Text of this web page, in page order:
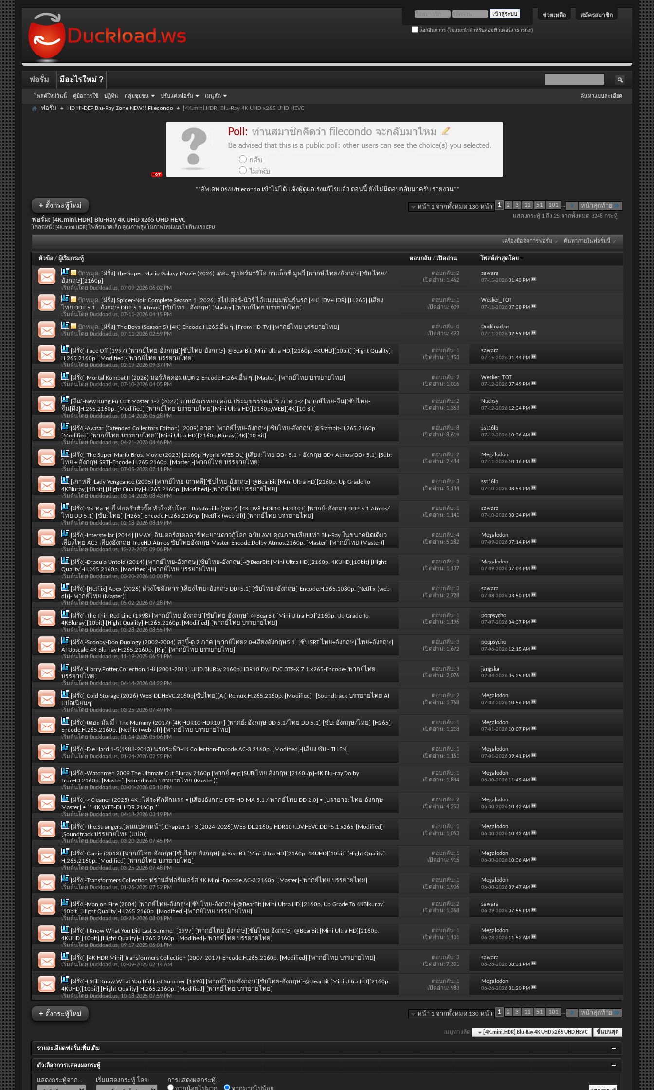
สมัครสมาชิก
ช่วยเหลือ
ล็อกอินถาวร (ไม่แนะนำสำหรับคอมพิวเตอร์สาธารณะ)
ฟอรั่ม
โพสต์ใหม่วันนี้ คู่มือการใช้ ปฏิทิน กลุ่มชุมชน ปรับแต่งฟอรั่ม เมนูลัด
มีอะไรใหม่ ?
ค้นหาแบบละเอียด
ฟอรั่ม HD Hi-DEF Blu-Ray Zone NEW!! Filecondo [4K.mini.HDR] Blu-Ray 4K UHD x265 UHD HEVC
**อัพเดท 06/8/filecondo เข้าไม่ได้ แจ้งผู้ดูแลเร่งแก้ไขแล้ว ตอนนี้ ยังไม่มีตอบกลับมาครับ รายงาน**
+ ตั้งกระทู้ใหม่ หน้า 1 จากทั้งหมด 130 หน้า 1 2 3 11 51 101 ... หน้าสุดท้าย
แสดงกระทู้ 1 ถึง 25 จากทั้งหมด 3248 กระทู้
ฟอรั่ม: [4K.mini.HDR] Blu-Ray 4K UHD x265 UHD HEVC
โหลดหนัง [4K.mini.HDR] ไฟล์ขนาดเล็ก คุณภาพสูง โมภาพใหม่แบบไม่กินแรง CPU
เครื่องมือจัดการฟอรั่ม ค้นหาภายในฟอรั่มนี้
หัวข้อ / ผู้เริ่มกระทู้ ตอบกลับ / เปิดอ่าน โพสต์ล่าสุดโดย
ปักหมุด: [ฝรั่ง] The Super Mario Galaxy Movie (2026) เดอะ ซูเปอร์มาริโอ กาแล็กซี มูฟวี่ [พากษ์:ไทย/อังกฤษ][ซับ:ไทย/
อังกฤษ][2160p]
เริ่มต้นโดย Duckload.us, 07-09-2026 06:02 PM
ตอบกลับ:2
เปิดอ่าน: 1,462
sawara
07-15-2026 01:43 PM
ปักหมุด: [ฝรั่ง] Spider-Noir Complete Season 1 [2026] สไปเดอร์-นัวร์ ไอ้แมงมุมพันธุ์นรก [4K] [DV+HDR] [H.265] [เสียง
ไทย DDP 5.1 - อังกฤษ DDP 5.1 Atmos] [ซับไทย - อังกฤษ] [Master] [พากย์ไทย บรรยายไทย]
เริ่มต้นโดย Duckload.us, 07-11-2026 04:15 PM
ตอบกลับ: 1
เปิดอ่าน: 609
Wesker_TOT
07-11-2026 07:38 PM
ปักหมุด: [ฝรั่ง]-The Boys (Season 5) [4K]-Encode.H.265.อื่น ๆ. [From HD-TV]-[พากย์ไทย บรรยายไทย]
เริ่มต้นโดย Duckload.us, 07-11-2026 02:59 PM
ตอบกลับ:0
เปิดอ่าน: 493
Duckload.us
07-11-2026 02:59 PM
[ฝรั่ง]-Face Off (1997) [พากย์ไทย-อังกฤษ][ซับไทย-อังกฤษ]-@BearBit [Mini Ultra HD][2160p. 4KUHD][10bit] [Hight Quality]-
H.265.2160p. [Modified]-[พากย์ไทย บรรยายไทย]
เริ่มต้นโดย Duckload.us, 02-19-2026 09:37 PM
ตอบกลับ: 1
เปิดอ่าน: 1,153
sawara
07-15-2026 01:44 PM
[ฝรั่ง]-Mortal Kombat II (2026) มอร์ทัลคอมแบต 2-Encode.H.264.อื่น ๆ. [Master]-[พากย์ไทย บรรยายไทย]
เริ่มต้นโดย Duckload.us, 07-10-2026 04:05 PM
ตอบกลับ:2
เปิดอ่าน: 1,016
Wesker_TOT
07-12-2026 07:49 PM
[จีน]-New Kung Fu Cult Master 1-2 (2022) ดาบมังกรหยก ตอน ประมุขพรรคมาร ภาค 1-2 [พากษ์ไทย-จีน][ซับไทย-
จีน[ฝัง]H.265.2160p. [Modified]-[พากย์ไทย บรรยายไทย][Mini Ultra HD][2160p.ฺWEB][4K][10 Bit]
เริ่มต้นโดย Duckload.us, 01-14-2026 05:28 PM
ตอบกลับ:2
เปิดอ่าน: 1,363
Nuchsy
07-12-2026 12:34 PM
[ฝรั่ง]-Avatar (Extended Collectors Edition) (2009) อวตา [พากย์ไทย-อังกฤษ][ซับไทย-อังกฤษ] @Siambit-H.265.2160p.
[Modified]-[พากย์ไทย บรรยายไทย]][Mini Ultra HD][2160p.Bluray][4K][10 Bit]
เริ่มต้นโดย Duckload.us, 04-21-2023 08:46 PM
ตอบกลับ:8
เปิดอ่าน: 8,619
sst16lb
07-12-2026 10:36 AM
[ฝรั่ง]-The Super Mario Bros. Movie (2023) [2160p Hybrid WEB-DL]-[เสียง: ไทย DD+ 5.1 + อังกฤษ DD+ Atmos/DD+ 5.1]-[Sub:
ไทย + อังกฤษ SRT]-Encode.H.265.2160p. [Master]-[พากย์ไทย บรรยายไทย]
เริ่มต้นโดย Duckload.us, 07-05-2023 07:11 PM
ตอบกลับ:2
เปิดอ่าน: 2,484
Megalodon
07-11-2026 10:16 PM
[เกาหลี]-Lady Vengeance (2005) [พากย์ไทย-เกาหลี][ซับไทย-อังกฤษ]-@BearBit [Mini Ultra HD][2160p. Up Grade To
4KBluray][10bit] [Hight Quality]-H.265.2160p. [Modified]-[พากย์ไทย บรรยายไทย]
เริ่มต้นโดย Duckload.us, 03-14-2026 08:43 PM
ตอบกลับ: 3
เปิดอ่าน: 5,144
sst16lb
07-10-2026 08:54 PM
[ฝรั่ง]-ระ-ทะ-ทู-อี่ พ่อครัวตัวจี๊ด หัวใจคับโลก - Ratatouille (2007)-[4K DV8-HDR10-HDR10+]-[พากย์: อังกฤษ DDP 5.1 Atmos/
ไทย DD 5.1]-[ซับ: ไทย]-[H265]-Encode.H.265.2160p. [Netflix (web-dl)]-[พากย์ไทย บรรยายไทย]
เริ่มต้นโดย Duckload.us, 02-18-2026 08:19 PM
ตอบกลับ: 1
เปิดอ่าน: 1,141
sawara
07-10-2026 08:34 PM
[ฝรั่ง]-Interstellar [2014] [IMAX] อินเตอร์สเตลลาร์ ทะยานดาวกู้โลก ฉบับ AV1 คุณภาพเทียบเท่า Blu-Ray ในขนาดนิดเดียว
เสียงไทย AC3 เสียงอังกฤษ TrueHD Atmos ซับไทยอังกฤษ Master-Encode.Dolby Atmos.2160p. [Master]-[พากย์ไทย (Master)]
เริ่มต้นโดย Duckload.us, 12-22-2025 09:06 PM
ตอบกลับ:4
เปิดอ่าน: 5,282
Megalodon
07-09-2026 07:14 PM
[ฝรั่ง]-Dracula Untold (2014) [พากย์ไทย-อังกฤษ][ซับไทย-อังกฤษ]-@BearBit [Mini Ultra HD][2160p. 4KUHD][10bit] [Hight
Quality]-H.265.2160p. [Modified]-[พากย์ไทย บรรยายไทย]
เริ่มต้นโดย Duckload.us, 03-20-2026 10:00 PM
ตอบกลับ:2
เปิดอ่าน: 1,137
Megalodon
07-09-2026 07:04 PM
[ฝรั่ง]-[Netflix] Apex (2026) ห่วงโซ่สังหาร [เสียงไทย+อังกฤษ DD+5.1] [ซับไทย+อังกฤษ]-Encode.H.265.1080p. [Netflix (web-
dl)]-[พากย์ไทย (Master)]
เริ่มต้นโดย Duckload.us, 05-02-2026 07:28 PM
ตอบกลับ: 3
เปิดอ่าน: 2,728
sawara
07-08-2026 03:50 PM
[ฝรั่ง]-The Thin Red Line (1998) [พากย์ไทย-อังกฤษ][ซับไทย-อังกฤษ]-@BearBit [Mini Ultra HD][2160p. Up Grade To
4KBluray][10bit] [Hight Quality]-H.265.2160p. [Modified]-[พากย์ไทย บรรยายไทย]
เริ่มต้นโดย Duckload.us, 03-28-2026 08:55 PM
ตอบกลับ: 1
เปิดอ่าน: 1,196
poppsycho
07-07-2026 04:37 PM
[ฝรั่ง]-Scooby-Doo Duology (2002-2004) สกูบี้-ดู 2 ภาค [พากย์ไทย2.0+เสียงอังกฤษ5.1] [ซับ SRT ไทย+อังกฤษ] ไทย+อังกฤษ]
AI Upscale-4K Blu-ray.H.265.2160p. [Rip]-[พากย์ไทย บรรยายไทย]
เริ่มต้นโดย Duckload.us, 11-19-2025 06:51 PM
ตอบกลับ: 3
เปิดอ่าน: 1,672
poppsycho
07-06-2026 12:15 AM
[ฝรั่ง]-Harry.Potter.Collection.1-8.[2001-2011].UHD.BluRay.2160p.HDR10.DV.HEVC.DTS-X 7.1.x265-Encode-[พากย์ไทย
บรรยายไทย]
เริ่มต้นโดย Duckload.us, 04-14-2026 08:22 PM
ตอบกลับ: 3
เปิดอ่าน: 2,076
jangska
07-04-2026 05:25 PM
[ฝรั่ง]-Cold Storage (2026) WEB-DL.HEVC.2160p[ซับไทย][AI]-Remux.H.265.2160p. [Modified]--[Soundtrack บรรยายไทย AI
แปลเนียนๆ]
เริ่มต้นโดย Duckload.us, 03-25-2026 07:49 PM
ตอบกลับ:2
เปิดอ่าน: 1,768
Megalodon
07-02-2026 10:56 PM
[ฝรั่ง]-เดอะ มัมมี่ - The Mummy (2017)-[4K HDR10-HDR10+]-[พากย์: อังกฤษ DD 5.1/ไทย DD 5.1]-[ซับ: อังกฤษ/ไทย]-[H265]-
Encode.H.265.2160p. [Netflix (web-dl)]-[พากย์ไทย บรรยายไทย]
เริ่มต้นโดย Duckload.us, 01-14-2026 05:06 PM
ตอบกลับ: 1
เปิดอ่าน: 1,218
Megalodon
07-01-2026 10:07 PM
[ฝรั่ง]-Die Hard 1-5(1988-2013):นรกระฟ้า-4K Collection-Encode.AC-3.2160p. [Modified]-[เสียง:ซับ - TH:EN]
เริ่มต้นโดย Duckload.us, 01-24-2026 02:55 PM
ตอบกลับ: 1
เปิดอ่าน: 1,161
Megalodon
07-01-2026 09:41 PM
[ฝรั่ง]-Watchmen 2009 The Ultimate Cut Bluray 2160p [พากย์:eng][SUB:ไทย อังกฤษ][2160i/p]-4K Blu-ray.Dolby
TrueHD.2160p. [Master]-[Soundtrack บรรยายไทย (Master)]
เริ่มต้นโดย Duckload.us, 03-01-2026 05:10 PM
ตอบกลับ: 1
เปิดอ่าน: 1,834
Megalodon
06-30-2026 11:45 AM
[ฝรั่ง]-> Cleaner (2025) 4K : ไต่ระทึกตึกนรก • [เสียงอังกฤษ DTS-HD MA 5.1 / พากย์ไทย DD 2.0] • [บรรยาย: ไทย-อังกฤษ
Master] • [* 4K WEB-DL HDR.2160p *]
เริ่มต้นโดย Duckload.us, 04-18-2026 03:19 PM
ตอบกลับ:2
เปิดอ่าน: 4,253
Megalodon
06-30-2026 10:42 AM
[ฝรั่ง]-The.Strangers.[คนแปลกหน้า].Chapter.1 - 3.[2024-2026].WEB-DL.2160p HDR10+.DV.HEVC.DDP5.1.x265-[Modified]-
[Soundtrack บรรยายไทย (แปล)]
เริ่มต้นโดย Duckload.us, 03-20-2026 07:45 PM
ตอบกลับ: 1
เปิดอ่าน: 1,063
Megalodon
06-30-2026 10:42 AM
[ฝรั่ง]-Carrie.(2013) [พากย์ไทย-อังกฤษ][ซับไทย-อังกฤษ]-@BearBit [Mini Ultra HD][2160p. 4KUHD][10bit] [Hight Quality]-
H.265.2160p. [Modified]-[พากย์ไทย บรรยายไทย]
เริ่มต้นโดย Duckload.us, 03-25-2026 07:48 PM
ตอบกลับ: 1
เปิดอ่าน: 915
Megalodon
06-30-2026 10:36 AM
[ฝรั่ง]-Transformers Collection ทรานส์ฟอร์เมอร์ส 4K Mini -Encode.AC-3.2160p. [Master]-[พากย์ไทย บรรยายไทย]
เริ่มต้นโดย Duckload.us, 01-26-2025 07:52 PM
ตอบกลับ: 1
เปิดอ่าน: 1,906
Megalodon
06-30-2026 09:47 AM
[ฝรั่ง]-Man on Fire (2004) [พากย์ไทย-อังกฤษ][ซับไทย-อังกฤษ]-@BearBit [Mini Ultra HD][2160p. Up Grade To 4KBlkuray]
[10bit] [Hight Quality]-H.265.2160p. [Modified]-[พากย์ไทย บรรยายไทย]
เริ่มต้นโดย Duckload.us, 03-28-2026 08:01 PM
ตอบกลับ:2
เปิดอ่าน: 1,368
sawara
06-29-2026 07:55 PM
[ฝรั่ง]-I Know What You Did Last Summer [1997] [พากย์ไทย-อังกฤษ][ซับไทย-อังกฤษ]-@BearBit [Mini Ultra HD][2160p.
4KUHD][10bit] [Hight Quality]-H.265.2160p. [Modified]-[พากย์ไทย บรรยายไทย]
เริ่มต้นโดย Duckload.us, 09-17-2025 06:01 PM
ตอบกลับ: 1
เปิดอ่าน: 1,101
Megalodon
06-28-2026 11:52 AM
[ฝรั่ง]-[4K HDR Mini] Transformers Collection (2007-2017)-Encode.H.265.2160p. [Modified]-[พากย์ไทย บรรยายไทย]
เริ่มต้นโดย Duckload.us, 02-09-2025 02:14 AM
ตอบกลับ: 3
เปิดอ่าน: 7,301
sawara
06-26-2026 08:31 PM
[ฝรั่ง]-I Still Know What You Did Last Summer [1998] [พากย์ไทย-อังกฤษ][ซับไทย-อังกฤษ]-@BearBit [Mini Ultra HD][2160p.
4KUHD][10bit] [Hight Quality]-H.265.2160p. [Modified]-[พากย์ไทย บรรยายไทย]
เริ่มต้นโดย Duckload.us, 10-18-2025 07:59 PM
ตอบกลับ: 1
เปิดอ่าน: 983
Megalodon
06-26-2026 01:20 PM
+ ตั้งกระทู้ใหม่ หน้า 1 จากทั้งหมด 130 หน้า 1 2 3 11 51 101 ... หน้าสุดท้าย
เมนูทางลัด [4K.mini.HDR] Blu-Ray 4K UHD x265 UHD HEVC ขึ้นบนสุด
รายละเอียดฟอรั่มเพิ่มเติม
ตัวเลือกการแสดงผลกระทู้
แสดงกระทู้จาก... เริ่มแสดงกระทู้ โดย:
การแสดงผลกระทู้...
จากน้อยไปมาก
จากมากไปน้อย